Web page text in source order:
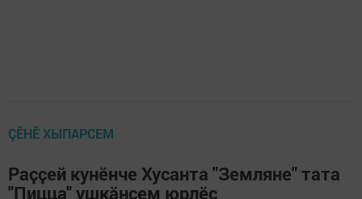
ÇӖНӖ ХЫПАРСЕМ
Раҫҫей кунӗнче Хусанта "Землянe" тата
"Пицца" ушкӑнсем юрлӗҫ